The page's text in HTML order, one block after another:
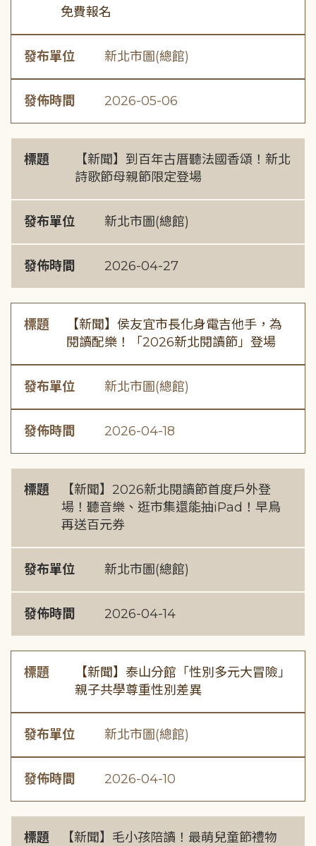
免費報名
發布單位 新北市圖(總館)
發佈時間 2026-05-06
標題
【新聞】到百年古厝聽法國香頌！新北
詩歌節母親節限定登場
發布單位 新北市圖(總館)
發佈時間 2026-04-27
標題
【新聞】侯友宜市長化身電吉他手，為
閱讀配樂！「2026新北閱讀節」登場
發布單位 新北市圖(總館)
發佈時間 2026-04-18
標題
【新聞】2026新北閱讀節首度戶外登
場！聽音樂、逛市集還能抽iPad！早鳥
再送百元券
發布單位 新北市圖(總館)
發佈時間 2026-04-14
標題
【新聞】泰山分館「性別多元大冒險」
親子共學尊重性別差異
發布單位 新北市圖(總館)
發佈時間 2026-04-10
標題
【新聞】毛小孩陪讀！最萌兒童節禮物